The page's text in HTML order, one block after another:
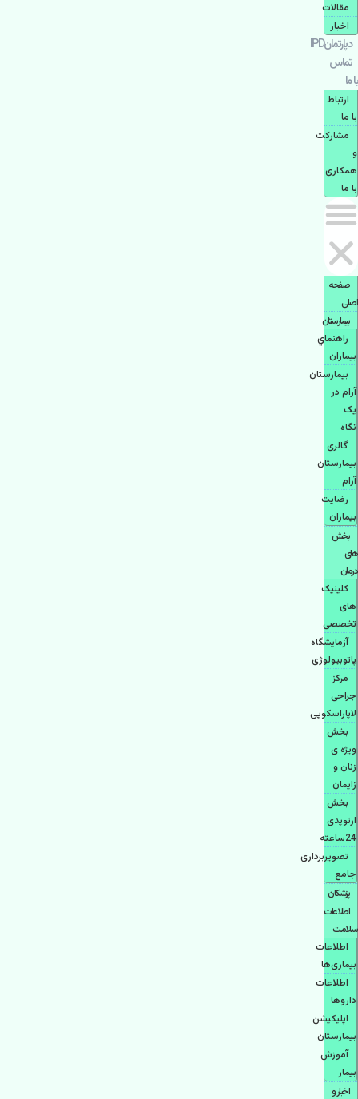
مقالات
اخبار
دپارتمانIPD
تماس
با ما
ارتباط
با ما
مشاركت
و
همكاری
با ما
صفحه
اصلی
بيمارستان
راهنماي
بیماران
بیمارستان
آرام در
یک
نگاه
گالری
بیمارستان
آرام
رضایت
بیماران
بخش
های
درمان
کلینیک
های
تخصصی
آزمایشگاه
پاتوبیولوژی
مرکز
جراحی
لاپاراسکوپی
بخش
ویژه ی
زنان و
زایمان
بخش
ارتوپدی
24ساعته
تصویربرداری
جامع
پزشكان
اطلاعات
سلامت
اطلاعات
بیماری‌ها
اطلاعات
دارو‌ها
اپليكيشن
بيمارستان
آموزش
بیمار
اخبار و